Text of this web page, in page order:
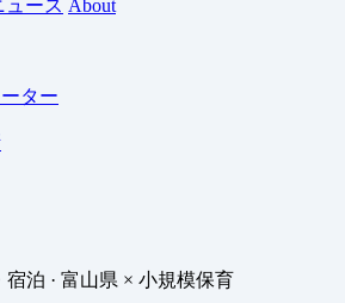
ュース About
ター
宿泊 · 富山県 × 小規模保育